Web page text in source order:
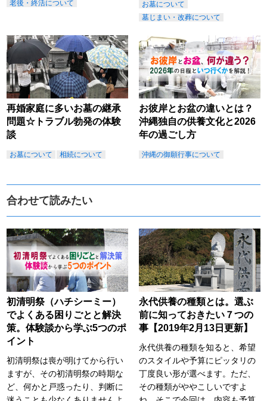
老後・終活について
お墓について
墓じまい・改葬について
再婚家庭に多いお墓の継承
問題☆トラブル勃発の体験
談
お墓について 相続について
お彼岸とお盆の違いとは？
沖縄独自の供養文化と2026
年の過ごし方
沖縄の御願行事について
合わせて読みたい
初清明祭（ハチシーミー）
でよくある困りごとと解決
策。体験談から学ぶ5つのポ
イント
初清明祭は喪が明けてから行い
ますが、その初清明祭の時期な
ど、何かと戸惑ったり、判断に
永代供養の種類とは。選ぶ
前に知っておきたい７つの
事【2019年2月13日更新】
永代供養の種類を知ると、希望
のスタイルや予算にピッタリの
丁度良い形が選べます。ただ、
その種類がややこしいですよ